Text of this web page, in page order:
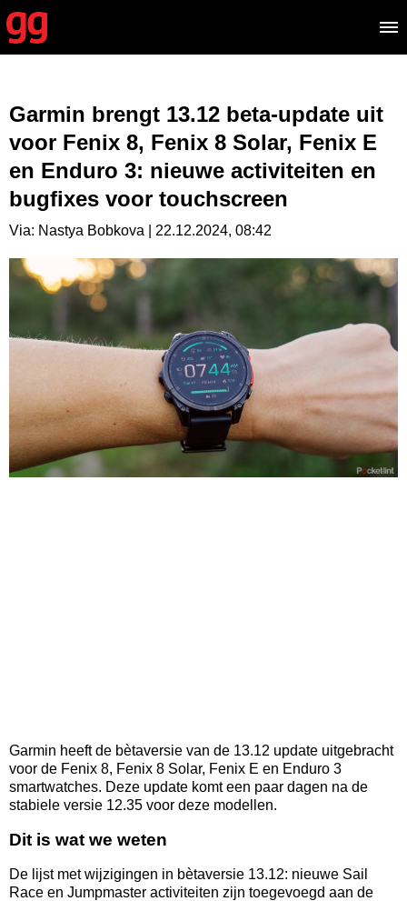
Garmin brengt 13.12 beta-update uit
voor Fenix 8, Fenix 8 Solar, Fenix E
en Enduro 3: nieuwe activiteiten en
bugfixes voor touchscreen
Via: Nastya Bobkova | 22.12.2024, 08:42
Garmin heeft de bètaversie van de 13.12 update uitgebracht
voor de Fenix 8, Fenix 8 Solar, Fenix E en Enduro 3
smartwatches. Deze update komt een paar dagen na de
stabiele versie 12.35 voor deze modellen.
Dit is wat we weten
De lijst met wijzigingen in bètaversie 13.12: nieuwe Sail
Race en Jumpmaster activiteiten zijn toegevoegd aan de